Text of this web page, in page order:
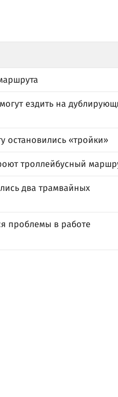
ездить на
остановились «тройки»
троллейбусный
два трамвайных
проблемы в работе